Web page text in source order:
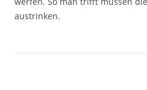
austrinken.